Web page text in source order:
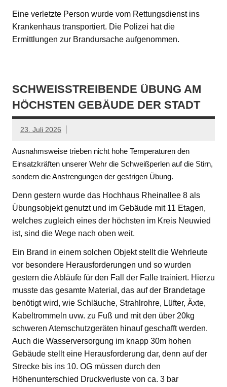
Eine verletzte Person wurde vom Rettungsdienst ins
Krankenhaus transportiert. Die Polizei hat die
Ermittlungen zur Brandursache aufgenommen.
SCHWEISSTREIBENDE ÜBUNG AM H
ÖCHSTEN GEBÄUDE DER STADT
23. Juli 2026
Ausnahmsweise trieben nicht hohe Temperaturen den
Einsatzkräften unserer Wehr die Schweißperlen auf die Stirn,
sondern die Anstrengungen der gestrigen Übung.
Denn gestern wurde das Hochhaus Rheinallee 8 als
Übungsobjekt genutzt und im Gebäude mit 11 Etagen,
welches zugleich eines der höchsten im Kreis Neuwied
ist, sind die Wege nach oben weit.
Ein Brand in einem solchen Objekt stellt die Wehrleute
vor besondere Herausforderungen und so wurden
gestern die Abläufe für den Fall der Falle trainiert. Hierzu
musste das gesamte Material, das auf der Brandetage
benötigt wird, wie Schläuche, Strahlrohre, Lüfter, Äxte,
Kabeltrommeln uvw. zu Fuß und mit den über 20kg
schweren Atemschutzgeräten hinauf geschafft werden.
Auch die Wasserversorgung im knapp 30m hohen
Gebäude stellt eine Herausforderung dar, denn auf der
Strecke bis ins 10. OG müssen durch den
Höhenunterschied Druckverluste von ca. 3 bar